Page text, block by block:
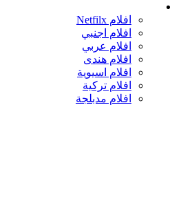
افلام Netfilx
افلام اجنبي
افلام عربي
افلام هندى
افلام اسيوية
افلام تركية
افلام مدبلجة